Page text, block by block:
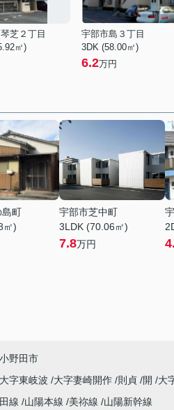
芝２丁目
㎡)
宇部市島３丁目
3DK (58.00㎡)
6.2万円
島町
㎡)
宇部市芝中町
3LDK (70.06㎡)
7.8万円
野田市
大字東岐波 大字妻崎開作 則貞 開 大
線 山陽本線 美祢線
山陽新幹線